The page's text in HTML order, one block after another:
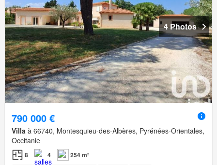
4 Photos
790 000 €
Villa à 66740, Montesquieu-des-Albères, Pyrénées-Orientales,
Occitanie
8 4 254 m²